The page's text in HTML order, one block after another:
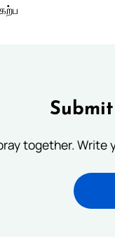
together. Write